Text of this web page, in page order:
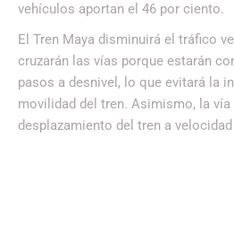
vehículos aportan el 46 por ciento.
El Tren Maya disminuirá el tráfico
cruzarán las vías porque estarán
pasos a desnivel, lo que evitará la
movilidad del tren. Asimismo, la vía
desplazamiento del tren a